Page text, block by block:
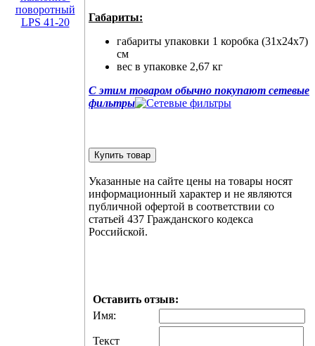
Габариты:
габариты упаковки 1 коробка (31х24х7)
см
вес в упаковке 2,67 кг
С этим товаром обычно покупают сетевые
фильтры
Купить товар
Указанные на сайте цены на товары носят
информационный характер и не являются
публичной офертой в соответствии со
статьей 437 Гражданского кодекса
Российской.
Оставить отзыв:
Имя:
Текст